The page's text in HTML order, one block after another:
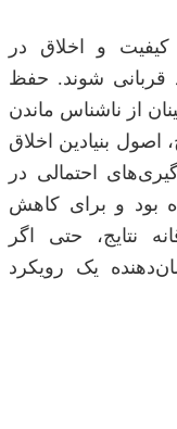
و اخلاق در
قربانی شوند. حفظ
از ناشناس ماندن
اصول بنیادین اخلاق
احتمالی در
بود و برای کاهش
نتایج، حتی اگر
یک رویکرد